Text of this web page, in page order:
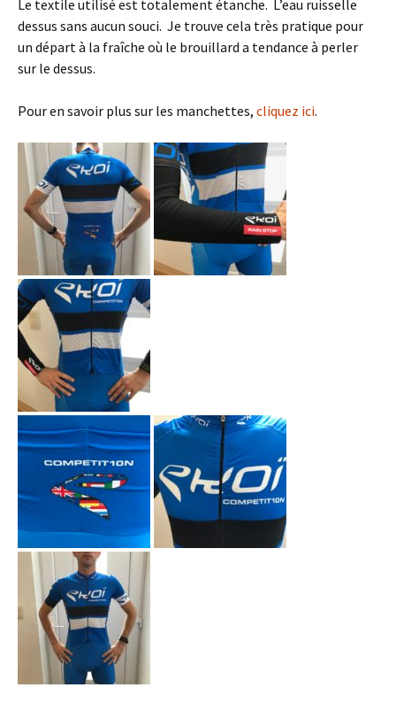
Le textile utilisé est totalement étanche. L’eau ruisselle
dessus sans aucun souci. Je trouve cela très pratique pour
un départ à la fraîche où le brouillard a tendance à perler
sur le dessus.
Pour en savoir plus sur les manchettes, cliquez ici.